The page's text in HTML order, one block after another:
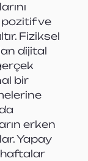
pozitif ve
Fiziksel
dijital
bir
erken
Yapay
haftalar